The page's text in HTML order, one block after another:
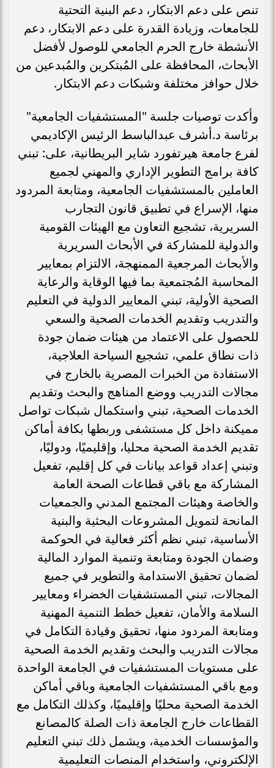
تنص على دعم الابتكار، دعم البنية التحتية
للجامعات، وزيادة القدرة على دعم الابتكار، دعم
الأنشطة خارج الحرم الجامعي للوصول لأفضل
الأبحاث، المحافظة على المُبتكرين والمُبدعين من
خلال حوافز مختلفة وشبكات دعم الابتكار.
وأكدت توصيات جلسة "المستشفيات الجامعية"
برئاسة د.أشرف عبدالباسط الرئيس الإكاديمي
لفرع جامعة هيرتفورد شاير البريطانية، على: تبني
كافة برامج التطوير الإداري والمهني لجميع
العاملين بالمستشفيات الجامعية، ومتابعة المردود
منها، الإسراع في تطبيق قانون التجارب
السريرية، تشجيع التعاون مع الهيئات القومية
والدولية للمشاركة في الأبحاث السريرية
والأبحاث المرجعية الممنهجة، الالتزام بمعايير
المحاسبة المُجتمعية بما فيها الوقاية والرعاية
الصحية الأولية، تبني المعايير الدولية في التعليم
والتدريب وتقديم الخدمات الصحية والسعي
للحصول على الاعتماد من هيئات ضمان جودة
ذات نطاق علمي، تشجيع السياحة العلاجية،
الاستفادة من الخبرات المصرية بالخارج في
مجالات التدريب ووضع المناهج والبحث وتقديم
الخدمات الصحية، تبني واستكمال شبكات تواصل
مميكنة داخل كل مستشفى وربطها بكافة أماكن
تقديم الخدمة الصحية محليا، وإقليميًا، ودوليًا،
وتبني إعداد قواعد بيانات في كل إقليم، تفعيل
المشاركة مع باقي قطاعات الصحة العامة
والخاصة وهيئات المجتمع المدني والجمعيات
المانحة لتمويل المشروعات البحثية والبنية
الأساسية، تبني نظم أكثر فعالية في الحوكمة
وضمان الجودة ومتابعة وتنمية الموارد المالية
لضمان تحقيق الاستدامة والتطوير في جميع
المجالات، تبني المستشفيات الخضراء ومعايير
السلامة والأمان، تفعيل خطط التنمية المهنية
ومتابعة المردود منها، تحقيق وقيادة التكامل في
مجالات التدريب والبحث وتقديم الخدمة الصحية
على مستويات المستشفيات في الجامعة الواحدة
ومع باقي المستشفيات الجامعية وباقي أماكن
الخدمة الصحية محليًا وإقليميًا، وكذلك التكامل مع
القطاعات خارج الجامعة ذات الصلة كالمصانع
والمؤسسات الخدمية، ويشمل ذلك تبني التعليم
الإلكتروني، واستخدام المنصات التعليمية